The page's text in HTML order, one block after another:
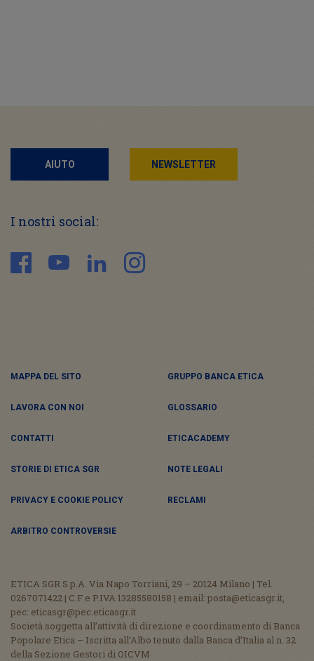
AIUTO NEWSLETTER
I nostri social:
MAPPA DEL SITO GRUPPO BANCA ETICA
LAVORA CON NOI GLOSSARIO
CONTATTI ETICACADEMY
STORIE DI ETICA SGR NOTE LEGALI
PRIVACY E COOKIE POLICY RECLAMI
ARBITRO CONTROVERSIE
ETICA SGR S.p.A. Via Napo Torriani, 29 – 20124 Milano | Tel.
0267071422 | C.F e P.IVA 13285580158 | email: posta@eticasgr.it,
pec: eticasgr@pec.eticasgr.it
Società soggetta all’attività di direzione e coordinamento di Banca
Popolare Etica – Iscritta all’Albo tenuto dalla Banca d’Italia al n. 32
della Sezione Gestori di OICVM